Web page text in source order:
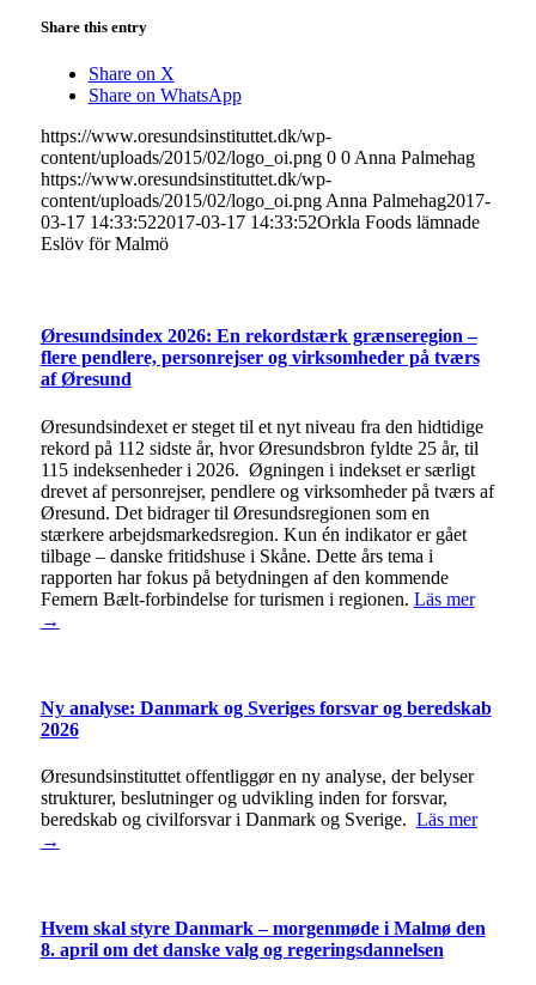
Share this entry
Share on X
Share on WhatsApp
https://www.oresundsinstituttet.dk/wp-
content/uploads/2015/02/logo_oi.png 0 0 Anna Palmehag
https://www.oresundsinstituttet.dk/wp-
content/uploads/2015/02/logo_oi.png Anna Palmehag2017-
03-17 14:33:522017-03-17 14:33:52Orkla Foods lämnade
Eslöv för Malmö
Øresundsindex 2026: En rekordstærk grænseregion –
flere pendlere, personrejser og virksomheder på tværs
af Øresund
Øresundsindexet er steget til et nyt niveau fra den hidtidige
rekord på 112 sidste år, hvor Øresundsbron fyldte 25 år, til
115 indeksenheder i 2026. Øgningen i indekset er særligt
drevet af personrejser, pendlere og virksomheder på tværs af
Øresund. Det bidrager til Øresundsregionen som en
stærkere arbejdsmarkedsregion. Kun én indikator er gået
tilbage – danske fritidshuse i Skåne. Dette års tema i
rapporten har fokus på betydningen af den kommende
Femern Bælt-forbindelse for turismen i regionen. Läs mer
→
Ny analyse: Danmark og Sveriges forsvar og beredskab
2026
Øresundsinstituttet offentliggør en ny analyse, der belyser
strukturer, beslutninger og udvikling inden for forsvar,
beredskab og civilforsvar i Danmark og Sverige. Läs mer
→
Hvem skal styre Danmark – morgenmøde i Malmø den
8. april om det danske valg og regeringsdannelsen